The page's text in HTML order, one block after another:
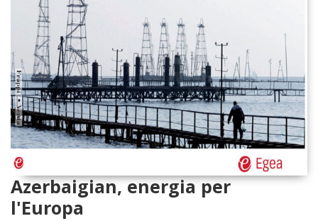
Azerbaigian, energia per
l'Europa